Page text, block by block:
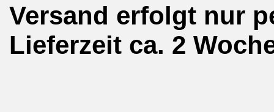
Versand erfolgt nur
Lieferzeit ca. 2